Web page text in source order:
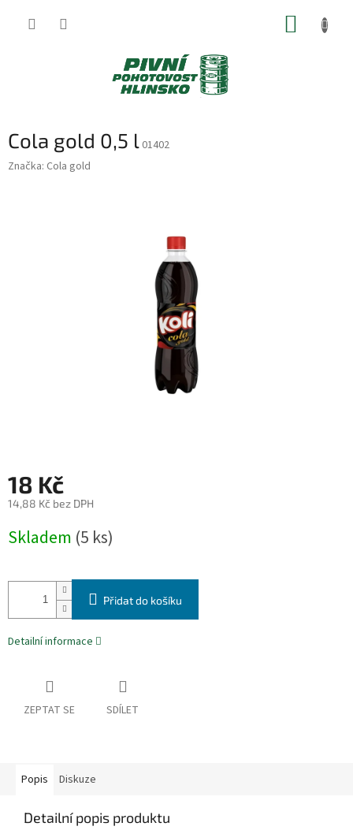
Cola gold 0,5 l 01402
Značka: Cola gold
18 Kč
14,88 Kč bez DPH
cena:
Skladem (5 ks)
Přidat do košíku
Detailní informace
ZEPTAT SE SDÍLET
Popis Diskuze
Detailní popis produktu